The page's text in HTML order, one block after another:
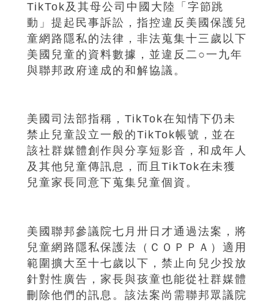
TikTok及其母公司中國大陸「字節跳
動」提起民事訴訟，指控違反美國保護兒
童網路隱私的法律，非法蒐集十三歲以下
美國兒童的資料數據，並違反二○一九年
與聯邦政府達成的和解協議。
美國司法部指稱，TikTok在知情下仍未
禁止兒童設立一般的TikTok帳號，並在
該社群媒體創作與分享短影音，和成年人
及其他兒童傳訊息，而且TikTok在未獲
兒童家長同意下蒐集兒童個資。
美國聯邦參議院七月卅日才通過法案，將
兒童網路隱私保護法（ＣＯＰＰＡ）適用
範圍擴大至十七歲以下，禁止向兒少投放
針對性廣告，家長與孩童也能從社群媒體
刪除他們的訊息。該法案尚需聯邦眾議院